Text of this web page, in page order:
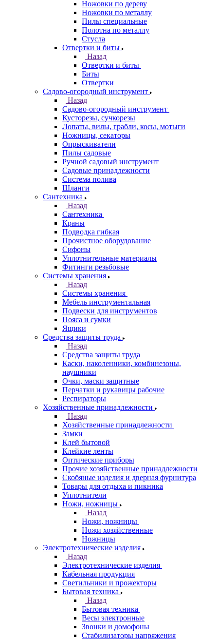
Ножовки по дереву
Ножовки по металлу
Пилы специальные
Полотна по металлу
Стусла
Отвертки и биты
Назад
Отвертки и биты
Биты
Отвертки
Садово-огородный инструмент
Назад
Садово-огородный инструмент
Кусторезы, сучкорезы
Лопаты, вилы, грабли, косы, мотыги
Ножницы, секаторы
Опрыскиватели
Пилы садовые
Ручной садовый инструмент
Садовые принадлежности
Система полива
Шланги
Сантехника
Назад
Сантехника
Краны
Подводка гибкая
Прочистное оборудование
Сифоны
Уплотнительные материалы
Фитинги резьбовые
Системы хранения
Назад
Системы хранения
Мебель инструментальная
Подвески для инструментов
Пояса и сумки
Ящики
Средства защиты труда
Назад
Средства защиты труда
Каски, наколенники, комбинезоны,
наушники
Очки, маски защитные
Перчатки и рукавицы рабочие
Респираторы
Хозяйственные принадлежности
Назад
Хозяйственные принадлежности
Замки
Клей бытовой
Клейкие ленты
Оптические приборы
Прочие хозяйственные принадлежности
Скобяные изделия и дверная фурнитура
Товары для отдыха и пикника
Уплотнители
Ножи, ножницы
Назад
Ножи, ножницы
Ножи хозяйственные
Ножницы
Электротехнические изделия
Назад
Электротехнические изделия
Кабельная продукция
Светильники и прожекторы
Бытовая техника
Назад
Бытовая техника
Весы электронные
Звонки и домофоны
Стабилизаторы напряжения